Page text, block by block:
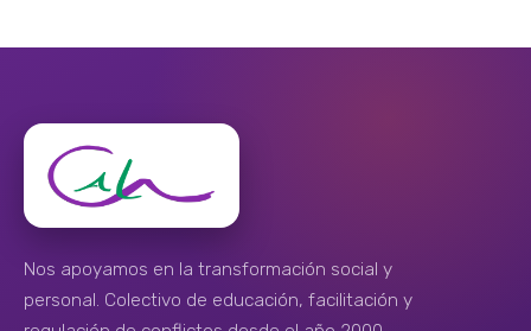
Nos apoyamos en la transformación social y
personal. Colectivo de educación, facilitación y